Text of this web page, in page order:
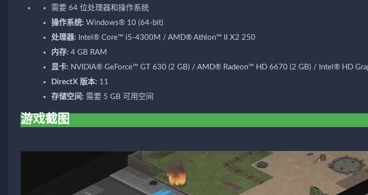
需要 64 位处理器和操作系统
操作系统: Windows® 10 (64-bit)
处理器: Intel® Core™ i5-4300M / AMD® Athlon™ II X2 250
内存: 4 GB RAM
显卡: NVIDIA® GeForce™ GT 630 (2 GB) / AMD® Radeon™ HD 6670 (2 GB) / Intel® HD
DirectX 版本: 11
存储空间: 需要 5 GB 可用空间
游戏截图